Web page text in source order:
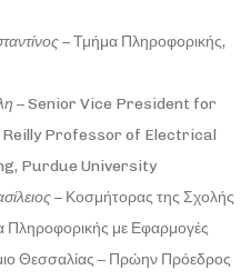
– Τμήμα Πληροφορικής,
– Senior Vice President for
Professor of Electrical
Purdue University
– Κοσμήτορας της Σχολής
με Εφαρμογές
Θεσσαλίας – Πρώην Πρόεδρος